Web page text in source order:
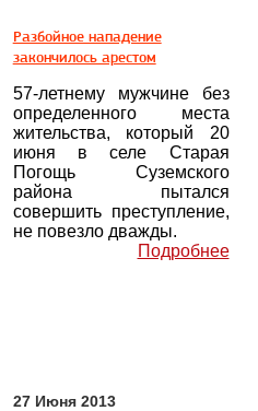
Разбойное нападение
закончилось арестом
57-летнему мужчине без
определенного места
жительства, который 20
июня в селе Старая
Погощь Суземского
района пытался
совершить преступление,
не повезло дважды.
Подробнее
27 Июня 2013